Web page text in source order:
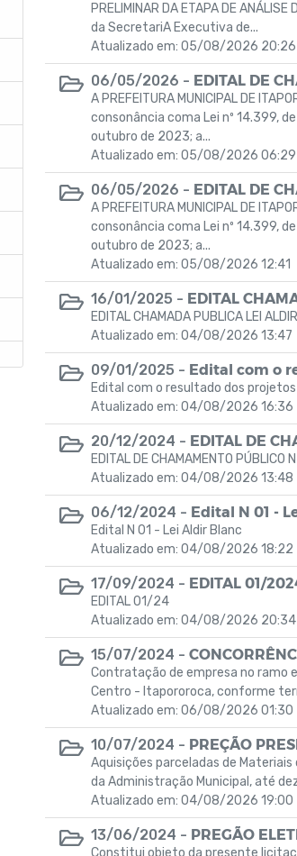
PRELIMINAR DA ETAPA DE
da SecretariA Executiva de...
Atualizado em: 05/08/2026 20:26
06/05/2026 - EDITAL DE
A PREFEITURA MUNICIPAL DE
consonância coma Lei nº 14.399,
outubro de 2023; a...
Atualizado em: 05/08/2026 06:29
06/05/2026 - EDITAL DE
A PREFEITURA MUNICIPAL DE
consonância coma Lei nº 14.399,
outubro de 2023; a...
Atualizado em: 05/08/2026 12:41
16/01/2025 - EDITAL
EDITAL CHAMADA PUBLICA LEI
Atualizado em: 04/08/2026 13:47
09/01/2025 - Edital com o
Edital com o resultado dos
Atualizado em: 04/08/2026 16:36
20/12/2024 - EDITAL DE
EDITAL DE CHAMAMENTO
Atualizado em: 04/08/2026 13:48
06/12/2024 - Edital N 01 -
Edital N 01 - Lei Aldir Blanc
Atualizado em: 04/08/2026 18:22
17/09/2024 - EDITAL 01/
EDITAL 01/24
Atualizado em: 04/08/2026 20:34
15/07/2024 -
Contratação de empresa no ramo
Centro - ltapororoca, conforme
Atualizado em: 06/08/2026 01:30
10/07/2024 - PREÇÃO
Aquisições parceladas de
da Administração Municipal, até
Atualizado em: 04/08/2026 19:00
13/06/2024 - PREGÃO
Constitui objeto da presente